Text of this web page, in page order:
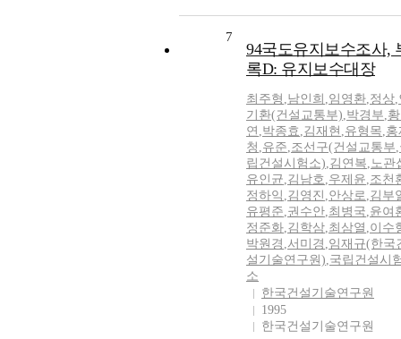
7
94국도유지보수조사,
록D: 유지보수대장
최주형 ,남인희 ,임영환,정상,
기환(건설교통부),박경부,
연 ,박종효 ,김재현 ,유형목,홍
청 ,유준,조선구(건설교통부,
립건설시험소),김연복,노관
유인균,김남호,우제윤,조천
정하익 ,김영진 ,안상로,김부
유평준,권수안,최병국,윤여
정준화,김학삼,최삼열 ,이수
박원경 ,서미경 ,임재규(한국
설기술연구원),국립건설시
소
한국건설기술연구원
1995
한국건설기술연구원